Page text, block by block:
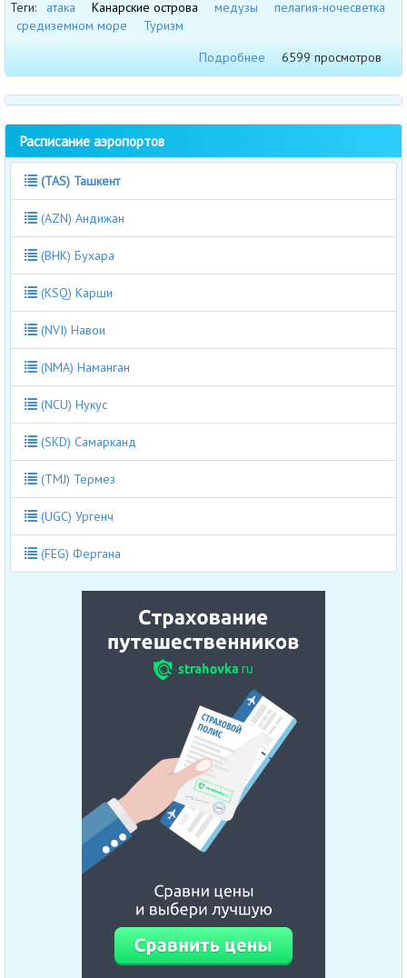
Теги: атака Канарские острова медузы
пелагия-ночесветка
средиземном море
Туризм
Подробнее
6599 просмотров
Расписание аэропортов
(TAS) Ташкент
(AZN) Андижан
(BHK) Бухара
(KSQ) Карши
(NVI) Навои
(NMA) Наманган
(NCU) Нукус
(SKD) Самарканд
(TMJ) Термез
(UGC) Ургенч
(FEG) Фергана